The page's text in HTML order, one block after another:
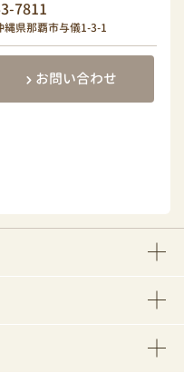
7811
県那覇市与儀1-3-1
お問い合わせ